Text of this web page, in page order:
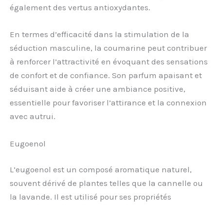
également des vertus antioxydantes.
En termes d’efficacité dans la stimulation de la
séduction masculine, la coumarine peut contribuer
à renforcer l’attractivité en évoquant des sensations
de confort et de confiance. Son parfum apaisant et
séduisant aide à créer une ambiance positive,
essentielle pour favoriser l’attirance et la connexion
avec autrui.
Eugoenol
L’eugoenol est un composé aromatique naturel,
souvent dérivé de plantes telles que la cannelle ou
la lavande. Il est utilisé pour ses propriétés